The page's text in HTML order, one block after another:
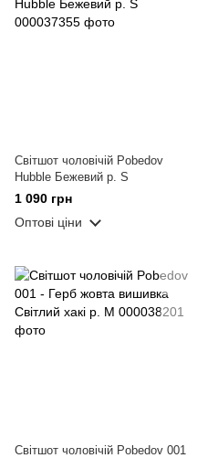
Світшот чоловічій Pobedov
Hubble Бежевий р. S
1 090 грн
Оптові ціни
Світшот чоловічій Pobedov 001